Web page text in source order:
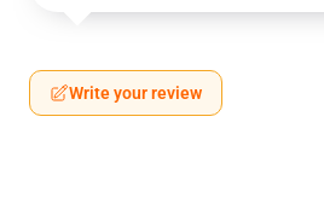
Write your review